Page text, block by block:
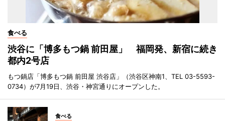
食べる
渋谷に「博多もつ鍋 前田屋」 福岡発、新宿に続き
都内2号店
もつ鍋店「博多もつ鍋 前田屋 渋谷店」（渋谷区神南1、TEL 03-5593-
0734）が7月19日、渋谷・神宮通りにオープンした。
食べる